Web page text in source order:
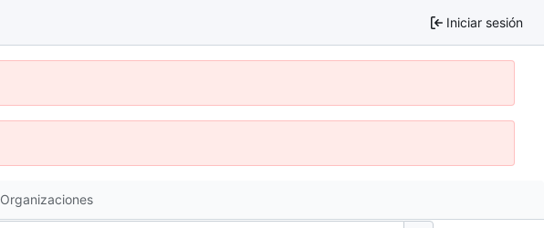
Iniciar sesión
Organizaciones